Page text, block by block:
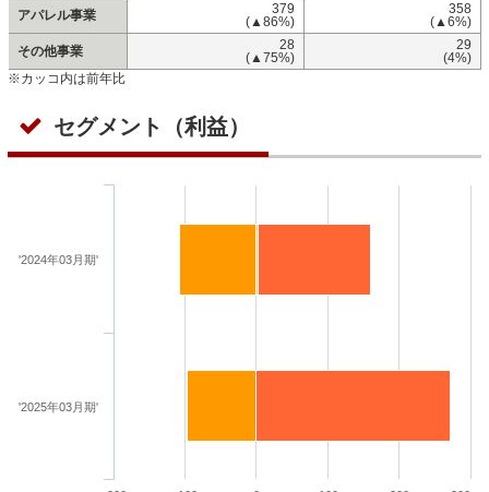
アパレル事業
379
(▲86%)
358
(▲6%)
その他事業
28
(▲75%)
29
(4%)
※カッコ内は前年比
セグメント（利益）
'2024年03月期'
'2025年03月期'